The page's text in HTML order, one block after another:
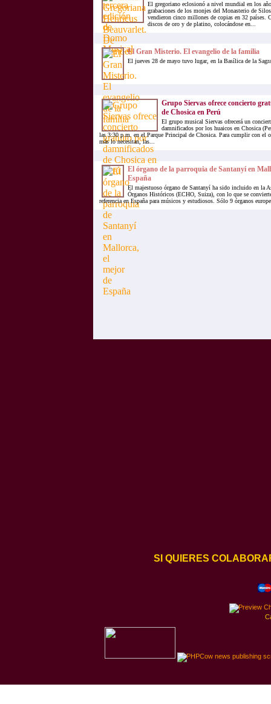
El gregoriano eclosionó a nivel mundial en los
grabaciones de los monjes del Monasterio de
vendieron cinco millones de copias en 32 países.
discos de oro y de platino, colocándose en...
El Gran Misterio. El evangelio de la familia
El jueves 28 de mayo tuvo lugar, en la Basílica de la
Grupo Siervas ofrece concierto
de Chosica en Perú
El grupo musical Siervas ofrecerá un
damnificados por los huaicos en Chosica
las 3:30 p.m. en el Parque Principal de Chosica. Para cumplir con el
más lo necesitan, las...
El órgano de la parroquia de Santanyí en
España
El majestuoso órgano de Santanyí ha sido incluido en la
Órganos Históricos (ECHO, Suiza), con lo que se
referencia en España para músicos y estudiosos. Sólo 9 órganos
SI QUIERES